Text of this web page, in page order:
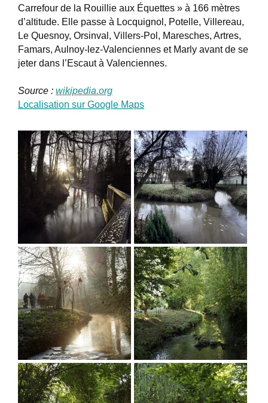
Carrefour de la Rouillie aux Équettes » à 166 mètres
d’altitude. Elle passe à Locquignol, Potelle, Villereau,
Le Quesnoy, Orsinval, Villers-Pol, Maresches, Artres,
Famars, Aulnoy-lez-Valenciennes et Marly avant de se
jeter dans l’Escaut à Valenciennes.
Source : wikipedia.org
Localisation sur Google Maps